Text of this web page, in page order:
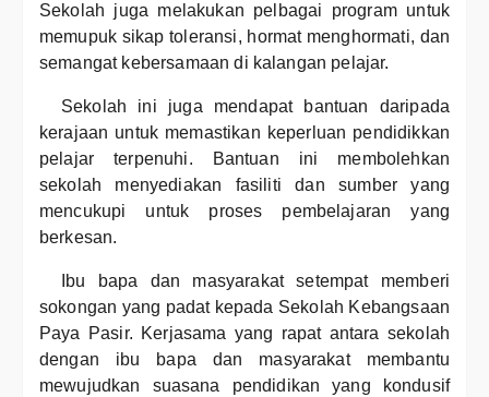
Sekolah juga melakukan pelbagai program untuk
memupuk sikap toleransi, hormat menghormati, dan
semangat kebersamaan di kalangan pelajar.
Sekolah ini juga mendapat bantuan daripada
kerajaan untuk memastikan keperluan pendidikkan
pelajar terpenuhi. Bantuan ini membolehkan
sekolah menyediakan fasiliti dan sumber yang
mencukupi untuk proses pembelajaran yang
berkesan.
Ibu bapa dan masyarakat setempat memberi
sokongan yang padat kepada Sekolah Kebangsaan
Paya Pasir. Kerjasama yang rapat antara sekolah
dengan ibu bapa dan masyarakat membantu
mewujudkan suasana pendidikan yang kondusif